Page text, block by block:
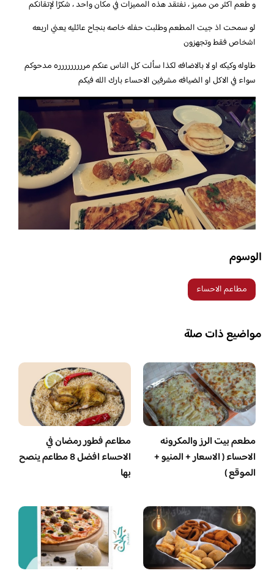
و طعم اكثر من مميز ، نفتقد هذه المميزات في مكان واحد ، شكرًا لإتقانكم
لو سمحت اذ جيت المطعم وطلبت حفله خاصه بنجاح عائليه يعني اربعه
اشخاص فقط وتجهزون
طاوله وكيكه او لا بالاضافه لكذا سألت كل الناس عنكم مررررررررره مدحوكم
سواء في الاكل او الضيافه مشرفين الاحساء بارك الله فيكم
الوسوم
مطاعم الاحساء
مواضيع ذات صلة
مطعم بيت الرز والمكرونه
الاحساء ( الاسعار + المنيو +
الموقع )
مطاعم فطور رمضان في
الاحساء افضل 8 مطاعم ينصح
بها